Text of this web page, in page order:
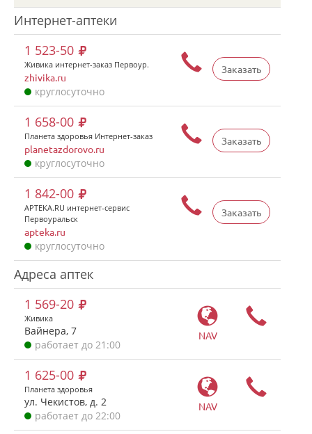
Интернет-аптеки
Заказать
1 523-50
Живика интернет-заказ Первоур.
zhivika.ru
круглосуточно
Заказать
1 658-00
Планета здоровья Интернет-заказ
planetazdorovo.ru
круглосуточно
Заказать
1 842-00
APTEKA.RU интернет-сервис
Первоуральск
apteka.ru
круглосуточно
Адреса аптек
NAV
1 569-20
Живика
Вайнера, 7
работает до 21:00
NAV
1 625-00
Планета здоровья
ул. Чекистов, д. 2
работает до 22:00